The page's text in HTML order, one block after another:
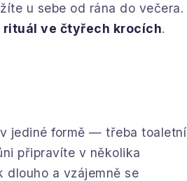
u sebe od rána do večera.
ve čtyřech krocích.
jediné formě — třeba toaletní
připravíte v několika
a vzájemně se